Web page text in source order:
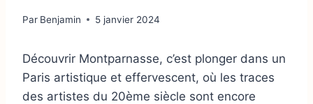
Par Benjamin 5 janvier 2024
Découvrir Montparnasse, c’est plonger dans un
Paris artistique et effervescent, où les traces
des artistes du 20ème siècle sont encore